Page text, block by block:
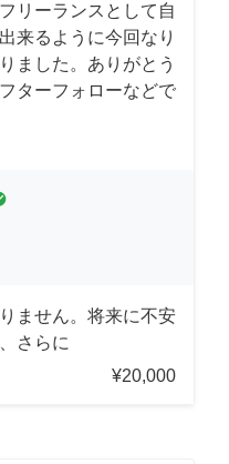
リーランスとして自
来るように今回なり
ました。ありがとう
ターフォローなどで
ません。将来に不安
さらに
¥20,000